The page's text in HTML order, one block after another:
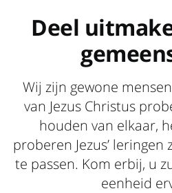
Deel
Wij zijn gewone
van Jezus Christus
houden van elkaar,
proberen Jezus’
te passen. Kom erbij, u
eenheid